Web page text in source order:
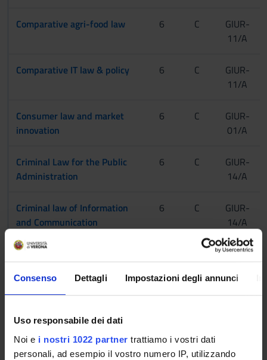
Consenso Dettagli Impostazioni degli annunci
Uso responsabile dei dati
Noi e i nostri 1022 partner trattiamo i vostri dati
personali, ad esempio il vostro numero IP, utilizzando
Comparative agri-food law 6 C
GIUR-
11/A
Comparative IT law & policy 6 C
GIUR-
11/A
Consumer law and market
innovation
6 C
GIUR-
01/A
Criminal Law for the Public
Administration
6 C
GIUR-
14/A
Criminal law of Information
and Communication
Technologies
6 C
GIUR-
14/A
organization and
management
01/D
Custom law and
consumption tax law